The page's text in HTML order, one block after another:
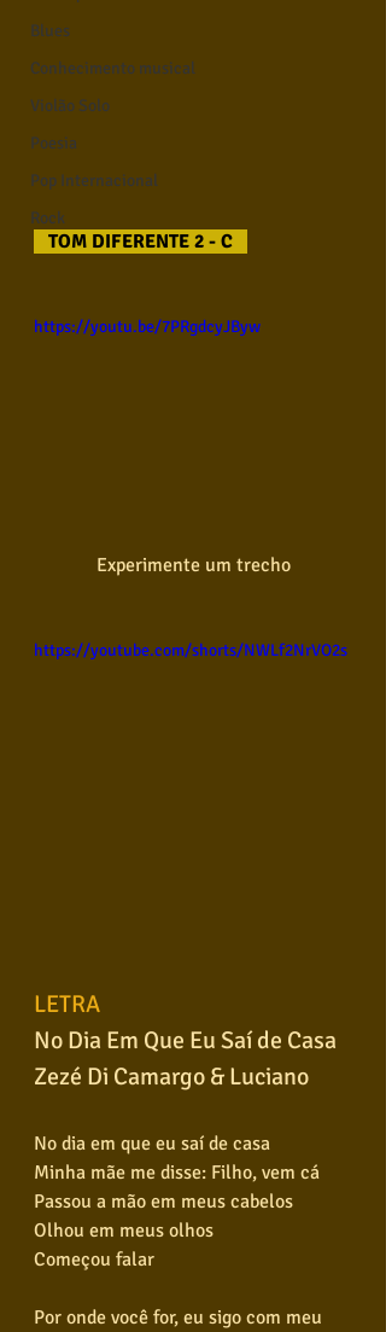
Blues
Conhecimento musical
Violão Solo
Poesia
Pop Internacional
Rock
TOM DIFERENTE 2 - C
https://youtu.be/7PRgdcyJByw
Experimente um trecho
https://youtube.com/shorts/NWLf2NrVO2s
LETRA
No Dia Em Que Eu Saí de Casa
Zezé Di Camargo & Luciano
No dia em que eu saí de casa
Minha mãe me disse: Filho, vem cá
Passou a mão em meus cabelos
Olhou em meus olhos
Começou falar
Por onde você for, eu sigo com meu